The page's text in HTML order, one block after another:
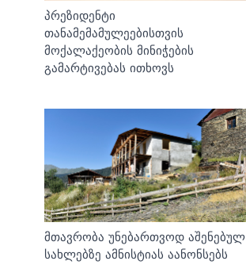
პრეზიდენტი
თანამემამულეებისთვის
მოქალაქეობის მინიჭების
გამარტივებას ითხოვს
მთავრობა უნებართვოდ აშენებულ
სახლებზე ამნისტიას აანონსებს